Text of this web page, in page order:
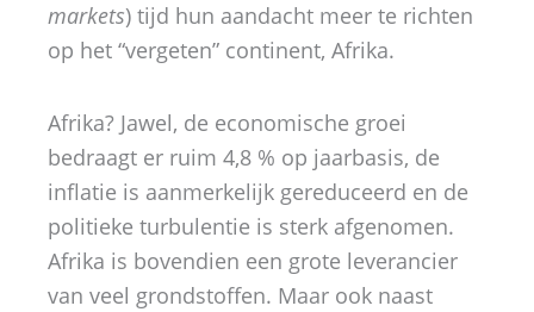
markets) tijd hun aandacht meer te richten
op het “vergeten” continent, Afrika.
Afrika? Jawel, de economische groei
bedraagt er ruim 4,8 % op jaarbasis, de
inflatie is aanmerkelijk gereduceerd en de
politieke turbulentie is sterk afgenomen.
Afrika is bovendien een grote leverancier
van veel grondstoffen. Maar ook naast